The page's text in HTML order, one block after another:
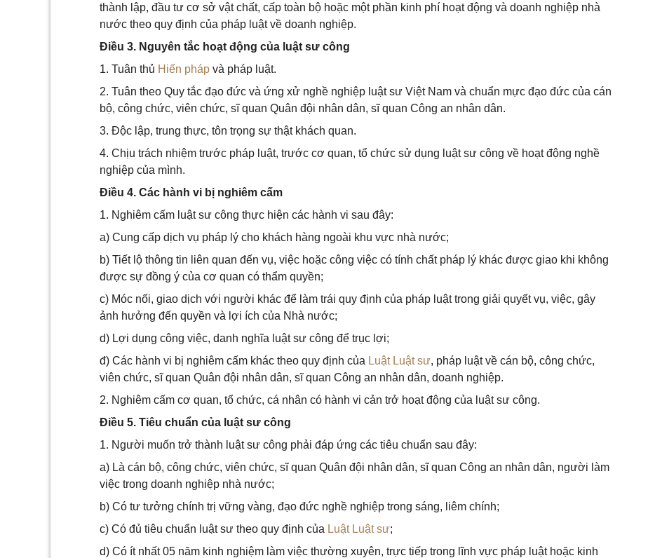
thành lập, đầu tư cơ sở vật chất, cấp toàn bộ hoặc một phần kinh phí hoạt động và doanh nghiệp nhà
nước theo quy định của pháp luật về doanh nghiệp.
Điều 3. Nguyên tắc hoạt động của luật sư công
1. Tuân thủ Hiến pháp và pháp luật.
2. Tuân theo Quy tắc đạo đức và ứng xử nghề nghiệp luật sư Việt Nam và chuẩn mực đạo đức của cán
bộ, công chức, viên chức, sĩ quan Quân đội nhân dân, sĩ quan Công an nhân dân.
3. Độc lập, trung thực, tôn trọng sự thật khách quan.
4. Chịu trách nhiệm trước pháp luật, trước cơ quan, tổ chức sử dụng luật sư công về hoạt động nghề
nghiệp của mình.
Điều 4. Các hành vi bị nghiêm cấm
1. Nghiêm cấm luật sư công thực hiện các hành vi sau đây:
a) Cung cấp dịch vụ pháp lý cho khách hàng ngoài khu vực nhà nước;
b) Tiết lộ thông tin liên quan đến vụ, việc hoặc công việc có tính chất pháp lý khác được giao khi không
được sự đồng ý của cơ quan có thẩm quyền;
c) Móc nối, giao dịch với người khác để làm trái quy định của pháp luật trong giải quyết vụ, việc, gây
ảnh hưởng đến quyền và lợi ích của Nhà nước;
d) Lợi dụng công việc, danh nghĩa luật sư công để trục lợi;
đ) Các hành vi bị nghiêm cấm khác theo quy định của Luật Luật sư, pháp luật về cán bộ, công chức,
viên chức, sĩ quan Quân đội nhân dân, sĩ quan Công an nhân dân, doanh nghiệp.
2. Nghiêm cấm cơ quan, tổ chức, cá nhân có hành vi cản trở hoạt động của luật sư công.
Điều 5. Tiêu chuẩn của luật sư công
1. Người muốn trở thành luật sư công phải đáp ứng các tiêu chuẩn sau đây:
a) Là cán bộ, công chức, viên chức, sĩ quan Quân đội nhân dân, sĩ quan Công an nhân dân, người làm
việc trong doanh nghiệp nhà nước;
b) Có tư tưởng chính trị vững vàng, đạo đức nghề nghiệp trong sáng, liêm chính;
c) Có đủ tiêu chuẩn luật sư theo quy định của Luật Luật sư;
d) Có ít nhất 05 năm kinh nghiệm làm việc thường xuyên, trực tiếp trong lĩnh vực pháp luật hoặc kinh